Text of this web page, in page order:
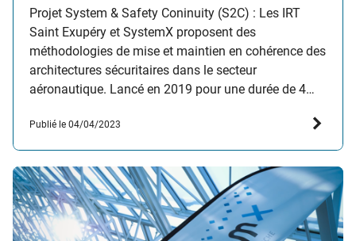
Projet System & Safety Coninuity (S2C) : Les IRT
Saint Exupéry et SystemX proposent des
méthodologies de mise et maintien en cohérence des
architectures sécuritaires dans le secteur
aéronautique. Lancé en 2019 pour une durée de 4
inter-IRT : Saint Exupéry à Toulouse et SystemX…
Publié le 04/04/2023